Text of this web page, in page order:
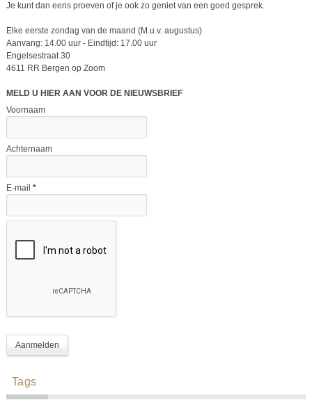
Je kunt dan eens proeven of je ook zo geniet van een goed gesprek.
Elke eerste zondag van de maand (M.u.v. augustus)
Aanvang: 14.00 uur - Eindtijd: 17.00 uur
Engelsestraat 30
4611 RR Bergen op Zoom
MELD U HIER AAN VOOR DE NIEUWSBRIEF
Voornaam
Achternaam
E-mail *
Tags